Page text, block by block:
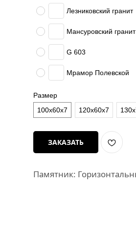
Лезниковский гранит
Мансуровский гранит
G 603
Мрамор Полевской
Размер
100х60х7
120х60х7
ЗАКАЗАТЬ
Памятник: